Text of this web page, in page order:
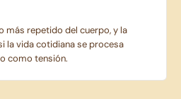
más repetido del cuerpo, y la
la vida cotidiana se procesa
como tensión.